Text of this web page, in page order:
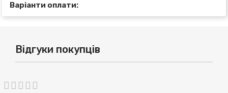
Варіанти оплати:
Відгуки покупців